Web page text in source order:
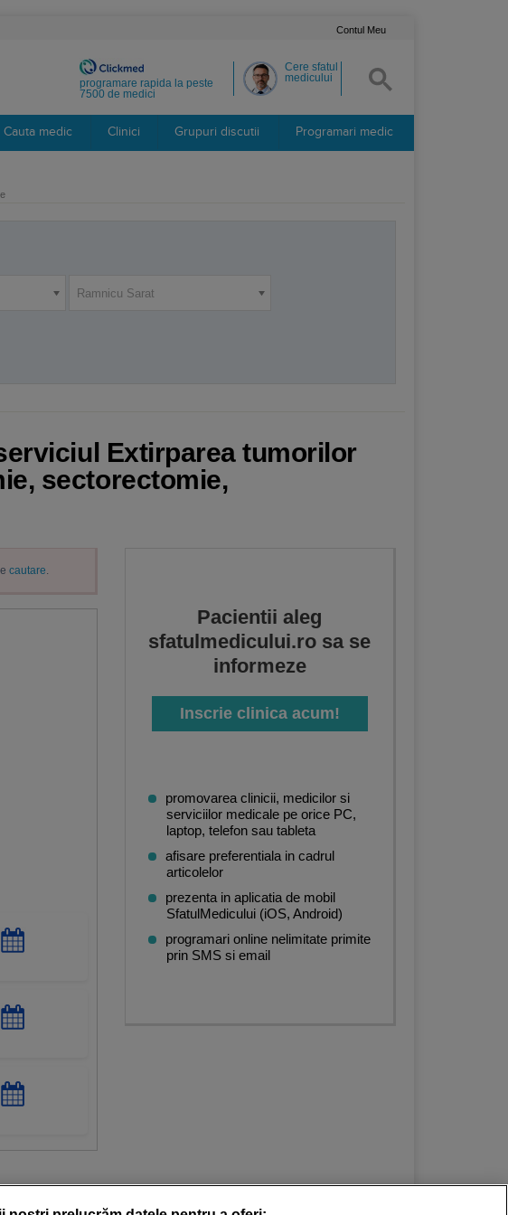
Contul Meu
Cere sfatul
medicului
programare rapida la peste
7500 de medici
Cauta medic Clinici Grupuri discutii Programari medic
Ramnicu Sarat
Extirparea tumorilor
sectorectomie,
cautare.
Pacientii aleg
sfatulmedicului.ro sa se
informeze
Inscrie clinica acum!
promovarea clinicii, medicilor si
serviciilor medicale pe orice PC,
laptop, telefon sau tableta
afisare preferentiala in cadrul
articolelor
prezenta in aplicatia de mobil
SfatulMedicului (iOS, Android)
programari online nelimitate primite
prin SMS si email